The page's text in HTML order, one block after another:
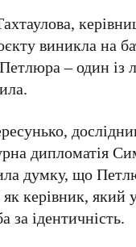
,
виникла на
– один із
,
дипломатія
думку, що
як керівник,
за ідентичність.